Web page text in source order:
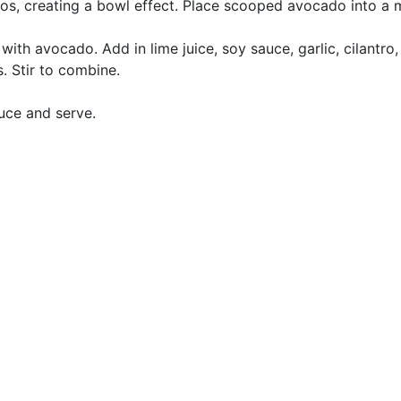
creating a bowl effect. Place scooped avocado into a
avocado. Add in lime juice, soy sauce, garlic,
Stir to combine.
and serve.